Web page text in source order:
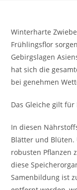
Winterharte
Frühlingsflor
Gebirgslagen
hat sich die
bei genehmen
Das Gleiche gilt
In diesen
Blätter und Blüten.
robusten Pflanzen
diese
Samenbildung ist